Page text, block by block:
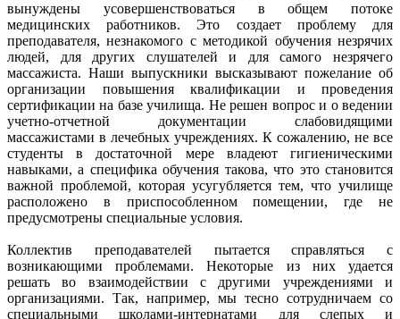
вынуждены усовершенствоваться в общем потоке
медицинских работников. Это создает проблему для
преподавателя, незнакомого с методикой обучения незрячих
людей, для других слушателей и для самого незрячего
массажиста. Наши выпускники высказывают пожелание об
организации повышения квалификации и проведения
сертификации на базе училища. Не решен вопрос и о ведении
учетно-отчетной документации слабовидящими
массажистами в лечебных учреждениях. К сожалению, не все
студенты в достаточной мере владеют гигиеническими
навыками, а специфика обучения такова, что это становится
важной проблемой, которая усугубляется тем, что училище
расположено в приспособленном помещении, где не
предусмотрены специальные условия.
Коллектив преподавателей пытается справляться с
возникающими проблемами. Некоторые из них удается
решать во взаимодействии с другими учреждениями и
организациями. Так, например, мы тесно сотрудничаем со
специальными школами-интернатами для слепых и